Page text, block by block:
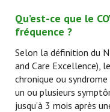
Qu’est-ce que le
fréquence ?
Selon la définition du
and Care Excellence),
chronique ou
un ou plusieurs
jusqu’à 3 mois après